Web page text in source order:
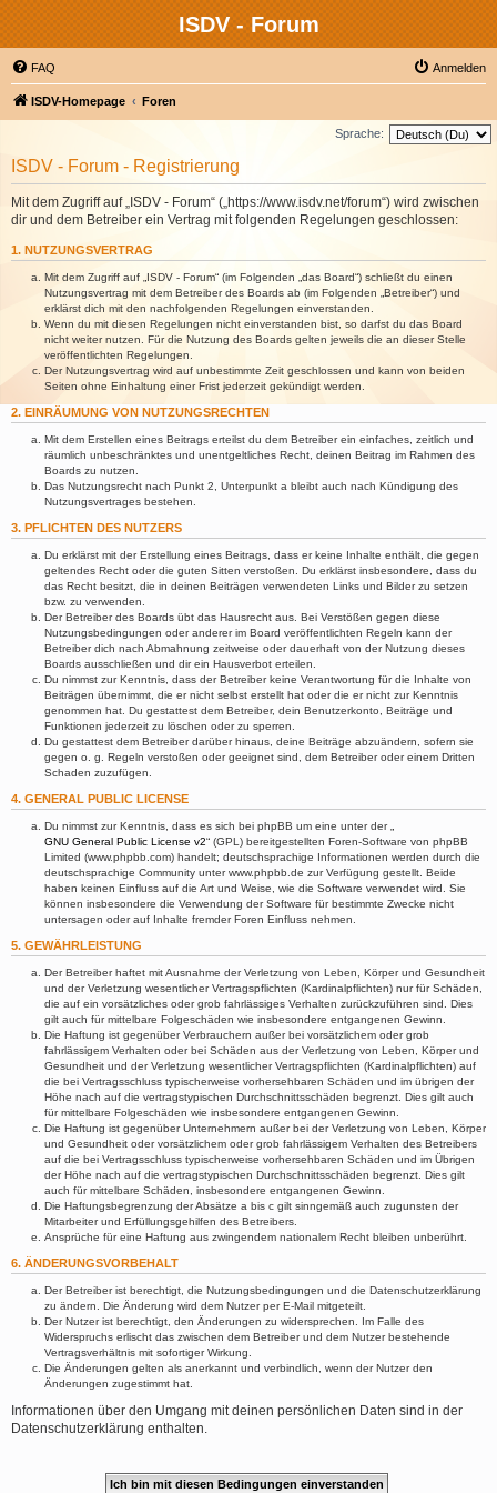
ISDV - Forum
FAQ Anmelden
ISDV-Homepage Foren
Sprache:
ISDV - Forum - Registrierung
Mit dem Zugriff auf „ISDV - Forum“ („https://www.isdv.net/forum“) wird zwischen
dir und dem Betreiber ein Vertrag mit folgenden Regelungen geschlossen:
1. NUTZUNGSVERTRAG
Mit dem Zugriff auf „ISDV - Forum“ (im Folgenden „das Board“) schließt du einen
Nutzungsvertrag mit dem Betreiber des Boards ab (im Folgenden „Betreiber“) und
erklärst dich mit den nachfolgenden Regelungen einverstanden.
Wenn du mit diesen Regelungen nicht einverstanden bist, so darfst du das Board
nicht weiter nutzen. Für die Nutzung des Boards gelten jeweils die an dieser Stelle
veröffentlichten Regelungen.
Der Nutzungsvertrag wird auf unbestimmte Zeit geschlossen und kann von beiden
Seiten ohne Einhaltung einer Frist jederzeit gekündigt werden.
2. EINRÄUMUNG VON NUTZUNGSRECHTEN
Mit dem Erstellen eines Beitrags erteilst du dem Betreiber ein einfaches, zeitlich und
räumlich unbeschränktes und unentgeltliches Recht, deinen Beitrag im Rahmen des
Boards zu nutzen.
Das Nutzungsrecht nach Punkt 2, Unterpunkt a bleibt auch nach Kündigung des
Nutzungsvertrages bestehen.
3. PFLICHTEN DES NUTZERS
Du erklärst mit der Erstellung eines Beitrags, dass er keine Inhalte enthält, die gegen
geltendes Recht oder die guten Sitten verstoßen. Du erklärst insbesondere, dass du
das Recht besitzt, die in deinen Beiträgen verwendeten Links und Bilder zu setzen
bzw. zu verwenden.
Der Betreiber des Boards übt das Hausrecht aus. Bei Verstößen gegen diese
Nutzungsbedingungen oder anderer im Board veröffentlichten Regeln kann der
Betreiber dich nach Abmahnung zeitweise oder dauerhaft von der Nutzung dieses
Boards ausschließen und dir ein Hausverbot erteilen.
Du nimmst zur Kenntnis, dass der Betreiber keine Verantwortung für die Inhalte von
Beiträgen übernimmt, die er nicht selbst erstellt hat oder die er nicht zur Kenntnis
genommen hat. Du gestattest dem Betreiber, dein Benutzerkonto, Beiträge und
Funktionen jederzeit zu löschen oder zu sperren.
Du gestattest dem Betreiber darüber hinaus, deine Beiträge abzuändern, sofern sie
gegen o. g. Regeln verstoßen oder geeignet sind, dem Betreiber oder einem Dritten
Schaden zuzufügen.
4. GENERAL PUBLIC LICENSE
Du nimmst zur Kenntnis, dass es sich bei phpBB um eine unter der „
GNU General Public License v2“ (GPL) bereitgestellten Foren-Software von phpBB
Limited (www.phpbb.com) handelt; deutschsprachige Informationen werden durch die
deutschsprachige Community unter www.phpbb.de zur Verfügung gestellt. Beide
haben keinen Einfluss auf die Art und Weise, wie die Software verwendet wird. Sie
können insbesondere die Verwendung der Software für bestimmte Zwecke nicht
untersagen oder auf Inhalte fremder Foren Einfluss nehmen.
5. GEWÄHRLEISTUNG
Der Betreiber haftet mit Ausnahme der Verletzung von Leben, Körper und Gesundheit
und der Verletzung wesentlicher Vertragspflichten (Kardinalpflichten) nur für Schäden,
die auf ein vorsätzliches oder grob fahrlässiges Verhalten zurückzuführen sind. Dies
gilt auch für mittelbare Folgeschäden wie insbesondere entgangenen Gewinn.
Die Haftung ist gegenüber Verbrauchern außer bei vorsätzlichem oder grob
fahrlässigem Verhalten oder bei Schäden aus der Verletzung von Leben, Körper und
Gesundheit und der Verletzung wesentlicher Vertragspflichten (Kardinalpflichten) auf
die bei Vertragsschluss typischerweise vorhersehbaren Schäden und im übrigen der
Höhe nach auf die vertragstypischen Durchschnittsschäden begrenzt. Dies gilt auch
für mittelbare Folgeschäden wie insbesondere entgangenen Gewinn.
Die Haftung ist gegenüber Unternehmern außer bei der Verletzung von Leben, Körper
und Gesundheit oder vorsätzlichem oder grob fahrlässigem Verhalten des Betreibers
auf die bei Vertragsschluss typischerweise vorhersehbaren Schäden und im Übrigen
der Höhe nach auf die vertragstypischen Durchschnittsschäden begrenzt. Dies gilt
auch für mittelbare Schäden, insbesondere entgangenen Gewinn.
Die Haftungsbegrenzung der Absätze a bis c gilt sinngemäß auch zugunsten der
Mitarbeiter und Erfüllungsgehilfen des Betreibers.
Ansprüche für eine Haftung aus zwingendem nationalem Recht bleiben unberührt.
6. ÄNDERUNGSVORBEHALT
Der Betreiber ist berechtigt, die Nutzungsbedingungen und die Datenschutzerklärung
zu ändern. Die Änderung wird dem Nutzer per E-Mail mitgeteilt.
Der Nutzer ist berechtigt, den Änderungen zu widersprechen. Im Falle des
Widerspruchs erlischt das zwischen dem Betreiber und dem Nutzer bestehende
Vertragsverhältnis mit sofortiger Wirkung.
Die Änderungen gelten als anerkannt und verbindlich, wenn der Nutzer den
Änderungen zugestimmt hat.
Informationen über den Umgang mit deinen persönlichen Daten sind in der
Datenschutzerklärung enthalten.